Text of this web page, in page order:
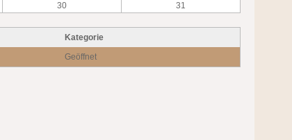
30 31
Kategorie
Geöffnet